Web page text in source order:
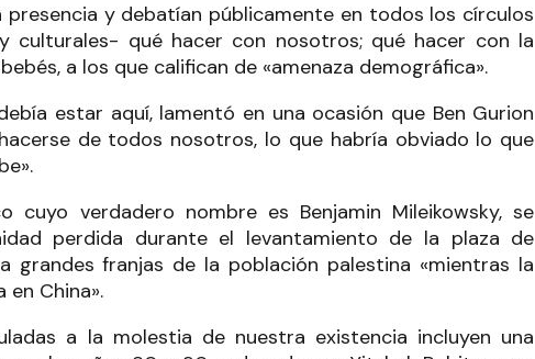
y debatían públicamente en todos los círculos
culturales- qué hacer con nosotros; qué hacer con la
a los que califican de «amenaza demográfica».
estar aquí, lamentó en una ocasión que Ben Gurion
de todos nosotros, lo que habría obviado lo que
cuyo verdadero nombre es Benjamin Mileikowsky, se
perdida durante el levantamiento de la plaza de
grandes franjas de la población palestina «mientras la
China».
a la molestia de nuestra existencia incluyen una